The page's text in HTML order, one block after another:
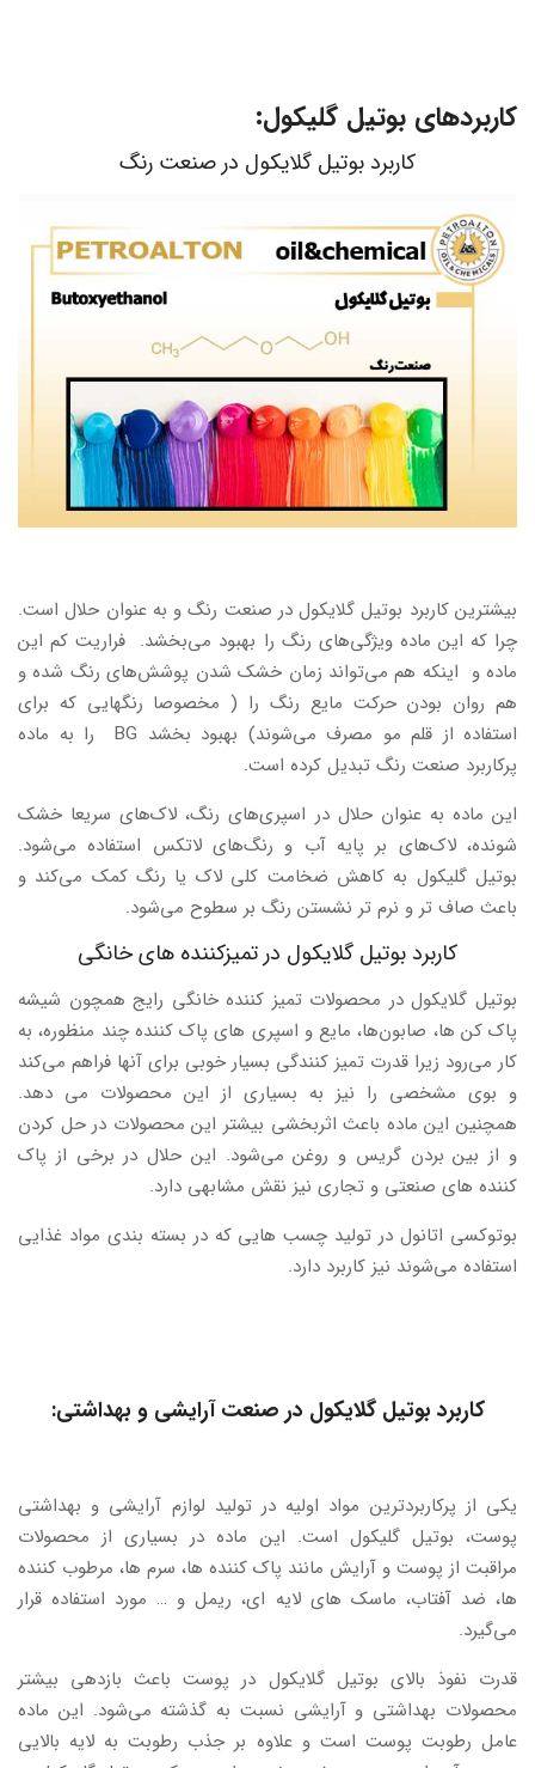
کاربردهای بوتیل گلیکول:
کاربرد بوتیل گلایکول در صنعت رنگ
بیشترین کاربرد بوتیل گلایکول در صنعت رنگ و به عنوان حلال است.
چرا که این ماده ویژگی‌های رنگ را بهبود می‌بخشد. فراریت کم این
ماده و اینکه هم می‌تواند زمان خشک شدن پوشش‌های رنگ شده و
هم روان بودن حرکت مایع رنگ را ( مخصوصا رنگهایی که برای
استفاده از قلم مو مصرف می‌شوند) بهبود بخشد BG را به ماده
پرکاربرد صنعت رنگ تبدیل کرده است.
این ماده به عنوان حلال در اسپری‌های رنگ، لاک‌های سریعا خشک
شونده، لاک‌های بر پایه آب و رنگ‌های لاتکس استفاده می‌شود.
بوتیل گلیکول به کاهش ضخامت کلی لاک یا رنگ کمک می‌کند و
باعث صاف تر و نرم تر نشستن رنگ بر سطوح می‌شود.
کاربرد بوتیل گلایکول در تمیزکننده های خانگی
بوتیل گلایکول در محصولات تمیز کننده خانگی رایج همچون شیشه
پاک کن ها، صابون‌ها، مایع و اسپری های پاک کننده چند منظوره، به
کار می‌رود زیرا قدرت تمیز کنندگی بسیار خوبی برای آنها فراهم می‌کند
و بوی مشخصی را نیز به بسیاری از این محصولات می دهد.
همچنین این ماده باعث اثربخشی بیشتر این محصولات در حل کردن
و از بین بردن گریس و روغن می‌شود. این حلال در برخی از پاک
کننده های صنعتی و تجاری نیز نقش مشابهی دارد.
بوتوکسی اتانول در تولید چسب هایی که در بسته بندی مواد غذایی
استفاده می‌شوند نیز کاربرد دارد.
کاربرد بوتیل گلایکول در صنعت آرایشی و بهداشتی:
یکی از پرکاربردترین مواد اولیه در تولید لوازم آرایشی و بهداشتی
پوست، بوتیل گلیکول است. این ماده در بسیاری از محصولات
مراقبت از پوست و آرایش مانند پاک کننده ها، سرم ها، مرطوب کننده
ها، ضد آفتاب، ماسک های لایه ای، ریمل و … مورد استفاده قرار
می‌گیرد.
قدرت نفوذ بالای بوتیل گلایکول در پوست باعث بازدهی بیشتر
محصولات بهداشتی و آرایشی نسبت به گذشته می‌شود. این ماده
عامل رطوبت پوست است و علاوه بر جذب رطوبت به لایه بالایی